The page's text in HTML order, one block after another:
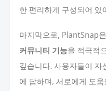
한 편리하게 구성되어 있
마지막으로, PlantSnap
커뮤니티 기능을 적극적
깊습니다. 사용자들이
에 답하며, 서로에게 도